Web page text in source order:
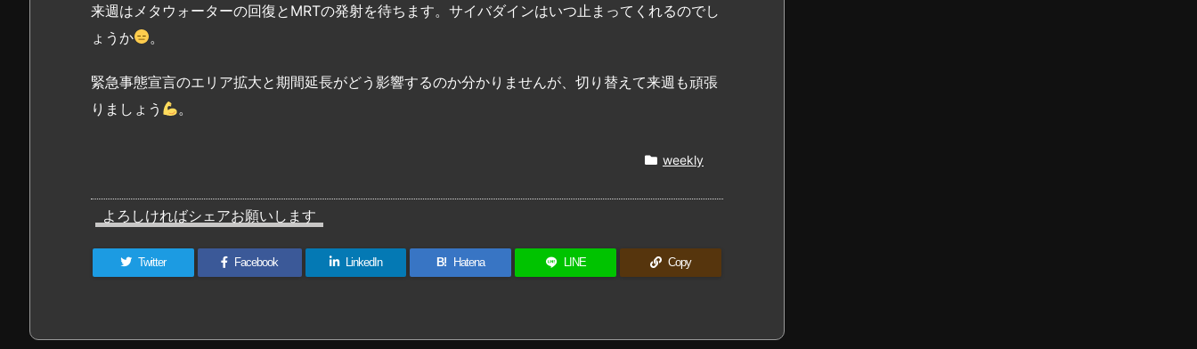
来週はメタウォーターの回復とMRTの発射を待ちます。サイバダインはいつ止まってくれるのでし
ょうか
。
緊急事態宣言のエリア拡大と期間延長がどう影響するのか分かりませんが、切り替えて来週も頑張
りましょう
。
weekly
よろしければシェアお願いします
Twitter Facebook LinkedIn B! Hatena LINE Copy